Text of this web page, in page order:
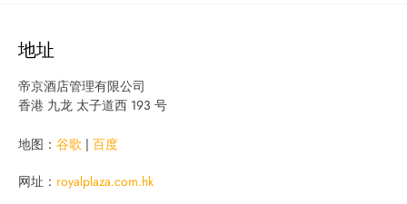
地址
帝京酒店管理有限公司
香港 九龙 太子道西 193 号
地图： 谷歌 百度
网址： royalplaza.com.hk